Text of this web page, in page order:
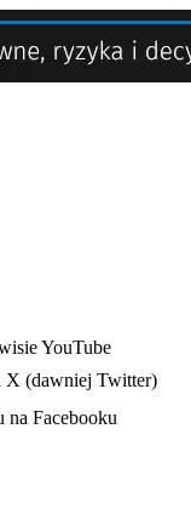
YouTube
X (dawniej Twitter)
na Facebooku